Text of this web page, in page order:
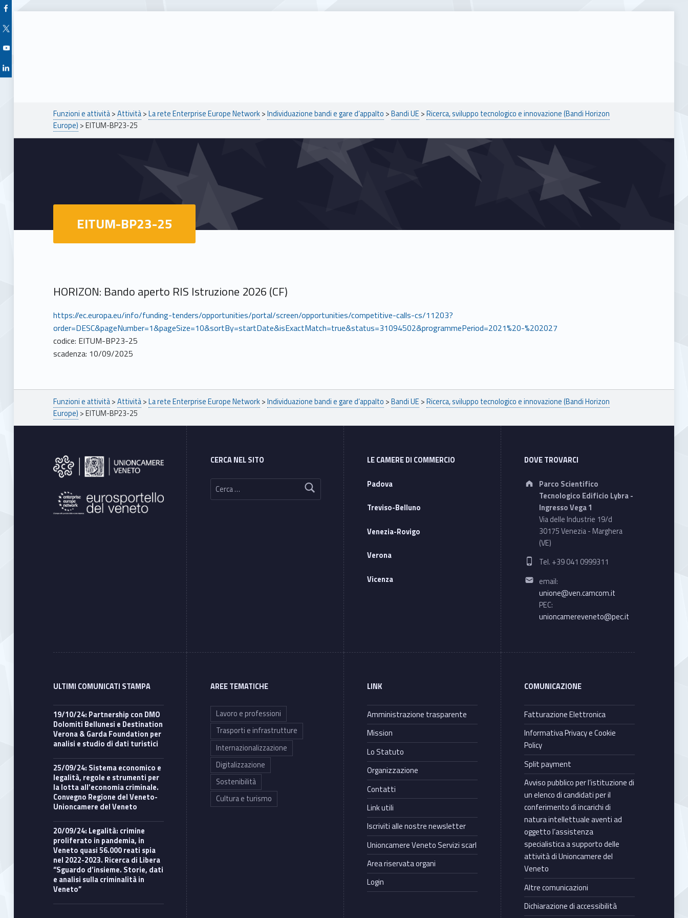
Facebook Unioncamere Veneto
Twitter Unioncamere Veneto
Youtube Unioncamere Veneto
Linkedin Unioncamere Veneto
Breadcrumbs navigation
Funzioni e attività>Attività>La rete Enterprise Europe Network>Individuazione bandi e gare d’appalto >Bandi UE >Ricerca, sviluppo tecnologico e innovazione (Bandi Horizon
Europe) >EITUM-BP23-25
EITUM-BP23-25
HORIZON: Bando aperto RIS Istruzione 2026 (CF)
https://ec.europa.eu/info/funding-tenders/opportunities/portal/screen/opportunities/competitive-calls-cs/11203?
order=DESC&pageNumber=1&pageSize=10&sortBy=startDate&isExactMatch=true&status=31094502&programmePeriod=2021%20-%202027
codice: EITUM-BP23-25
scadenza: 10/09/2025
Breadcrumbs navigation
Funzioni e attività>Attività>La rete Enterprise Europe Network>Individuazione bandi e gare d’appalto >Bandi UE >Ricerca, sviluppo tecnologico e innovazione (Bandi Horizon
Europe) >EITUM-BP23-25
Footer sidebar
CERCA NEL SITO
Ricerca per:
LE CAMERE DI COMMERCIO
Padova
Treviso-Belluno
Venezia-Rovigo
Verona
Vicenza
DOVE TROVARCI
Address:
Parco Scientifico
Tecnologico Edificio Lybra -
Ingresso Vega 1
Via delle Industrie 19/d
30175 Venezia - Marghera
(VE)
Phone number:
Tel. +39 041 0999311
Email address:
email:
unione@ven.camcom.it
PEC:
unioncamereveneto@pec.it
ULTIMI COMUNICATI STAMPA
19/10/24: Partnership con DMO
Dolomiti Bellunesi e Destination
Verona & Garda Foundation per
analisi e studio di dati turistici
25/09/24: Sistema economico e
legalità, regole e strumenti per
la lotta all’economia criminale.
Convegno Regione del Veneto-
Unioncamere del Veneto
20/09/24: Legalità: crimine
proliferato in pandemia, in
Veneto quasi 56.000 reati spia
nel 2022-2023. Ricerca di Libera
“Sguardo d’insieme. Storie, dati
e analisi sulla criminalità in
Veneto”
AREE TEMATICHE
Lavoro e professioni
Trasporti e infrastrutture
Internazionalizzazione
Digitalizzazione
Sostenibilità
Cultura e turismo
LINK
Amministrazione trasparente
Mission
Lo Statuto
Organizzazione
Contatti
Link utili
Iscriviti alle nostre newsletter
Unioncamere Veneto Servizi scarl
Area riservata organi
Login
COMUNICAZIONE
Fatturazione Elettronica
Informativa Privacy e Cookie
Policy
Split payment
Avviso pubblico per l’istituzione di
un elenco di candidati per il
conferimento di incarichi di
natura intellettuale aventi ad
oggetto l’assistenza
specialistica a supporto delle
attività di Unioncamere del
Veneto
Altre comunicazioni
Dichiarazione di accessibilità